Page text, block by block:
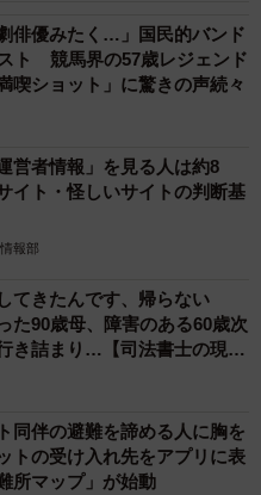
。
ドアによる調査
俳優みたく…」国民的バンド
ト 競馬界の57歳レジェンド
喫ショット」に驚きの声続々
営者情報」を見る人は約8
ト・怪しいサイトの判断基
報部
てきたんです、帰らない
90歳母、障害のある60歳次
き詰まり…【司法書士の現場
同伴の避難を諦める人に胸を
の受け入れ先をアプリに表
所マップ」が始動